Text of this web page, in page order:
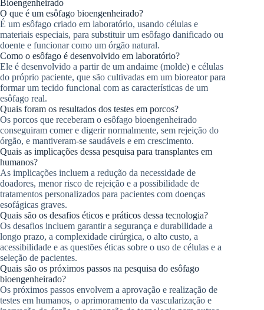
Bioengenheirado
O que é um esôfago bioengenheirado?
É um esôfago criado em laboratório, usando células e
materiais especiais, para substituir um esôfago danificado ou
doente e funcionar como um órgão natural.
Como o esôfago é desenvolvido em laboratório?
Ele é desenvolvido a partir de um andaime (molde) e células
do próprio paciente, que são cultivadas em um bioreator para
formar um tecido funcional com as características de um
esôfago real.
Quais foram os resultados dos testes em porcos?
Os porcos que receberam o esôfago bioengenheirado
conseguiram comer e digerir normalmente, sem rejeição do
órgão, e mantiveram-se saudáveis e em crescimento.
Quais as implicações dessa pesquisa para transplantes em
humanos?
As implicações incluem a redução da necessidade de
doadores, menor risco de rejeição e a possibilidade de
tratamentos personalizados para pacientes com doenças
esofágicas graves.
Quais são os desafios éticos e práticos dessa tecnologia?
Os desafios incluem garantir a segurança e durabilidade a
longo prazo, a complexidade cirúrgica, o alto custo, a
acessibilidade e as questões éticas sobre o uso de células e a
seleção de pacientes.
Quais são os próximos passos na pesquisa do esôfago
bioengenheirado?
Os próximos passos envolvem a aprovação e realização de
testes em humanos, o aprimoramento da vascularização e